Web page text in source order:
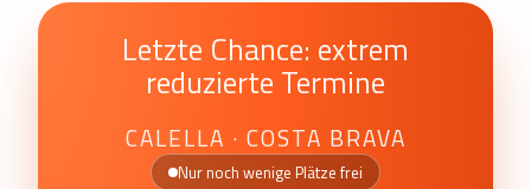
Letzte Chance: extrem
reduzierte Termine
CALELLA · COSTA BRAVA
Nur noch wenige Plätze frei